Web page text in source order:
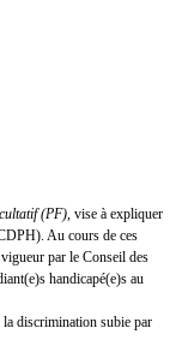
(PF) , vise à expliquer
Au cours de ces
par le Conseil des
handicapé(e)s au
la discrimination subie par